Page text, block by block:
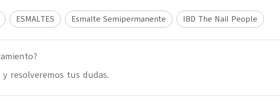
ESMALTES Esmalte Semipermanente IBD The Nail People
resolveremos tus dudas.